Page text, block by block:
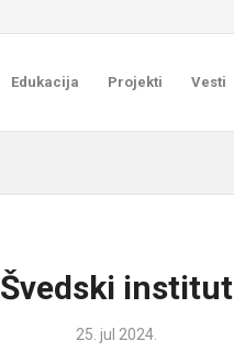
Edukacija Projekti Vesti
Švedski institut
25. jul 2024.